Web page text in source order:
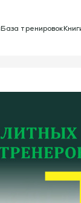
База тренировок